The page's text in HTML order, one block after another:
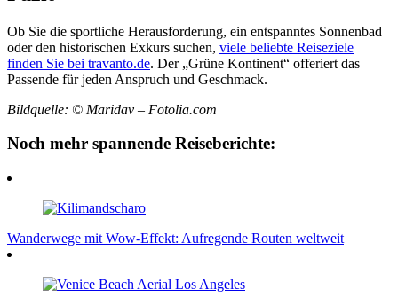
Ob Sie die sportliche Herausforderung, ein entspanntes Sonnenbad
oder den historischen Exkurs suchen, viele beliebte Reiseziele
finden Sie bei travanto.de. Der „Grüne Kontinent“ offeriert das
Passende für jeden Anspruch und Geschmack.
Bildquelle: © Maridav – Fotolia.com
Noch mehr spannende Reiseberichte:
Wanderwege mit Wow-Effekt: Aufregende Routen weltweit